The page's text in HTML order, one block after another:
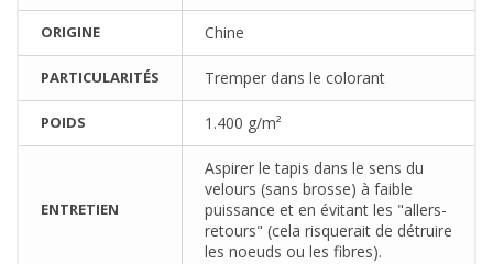
ORIGINE Chine
PARTICULARITÉS Tremper dans le colorant
POIDS 1.400 g/m²
ENTRETIEN
Aspirer le tapis dans le sens du
velours (sans brosse) à faible
puissance et en évitant les "allers-
retours" (cela risquerait de détruire
les noeuds ou les fibres).